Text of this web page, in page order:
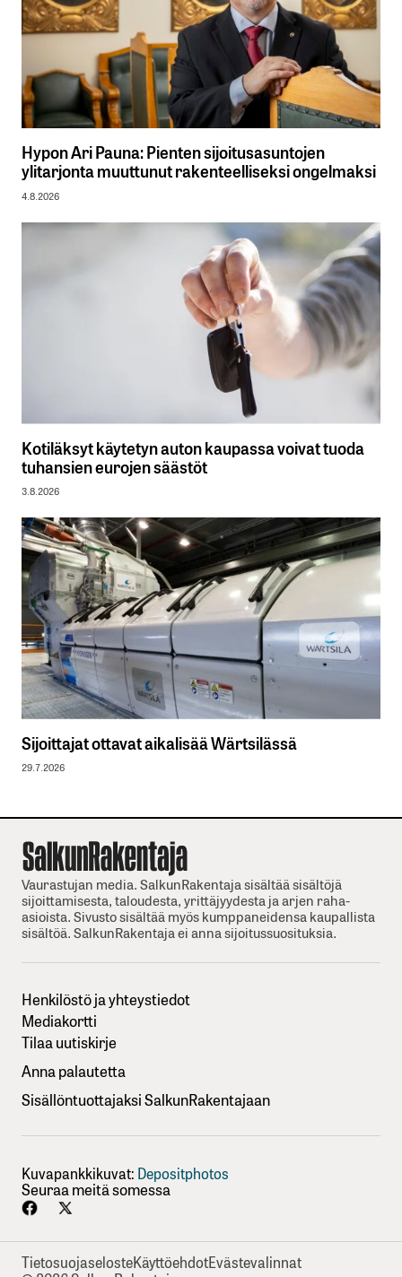
Hypon Ari Pauna: Pienten sijoitusasuntojen
ylitarjonta muuttunut rakenteelliseksi ongelmaksi
4.8.2026
Kotiläksyt käytetyn auton kaupassa voivat tuoda
tuhansien eurojen säästöt
3.8.2026
Sijoittajat ottavat aikalisää Wärtsilässä
29.7.2026
Vaurastujan media. SalkunRakentaja sisältää sisältöjä
sijoittamisesta, taloudesta, yrittäjyydesta ja arjen raha-
asioista. Sivusto sisältää myös kumppaneidensa kaupallista
sisältöä. SalkunRakentaja ei anna sijoitussuosituksia.
Henkilöstö ja yhteystiedot
Mediakortti
Tilaa uutiskirje
Anna palautetta
Sisällöntuottajaksi SalkunRakentajaan
Kuvapankkikuvat: Depositphotos
Seuraa meitä somessa
TietosuojaselosteKäyttöehdotEvästevalinnat